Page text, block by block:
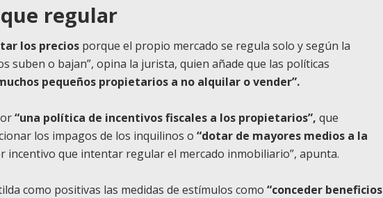
regular
los precios porque el propio mercado se regula solo y según la
suben o bajan”, opina la jurista, quien añade que las políticas
pequeños propietarios a no alquilar o vender”.
“una política de incentivos fiscales a los propietarios”, que
los impagos de los inquilinos o “dotar de mayores medios a la
incentivo que intentar regular el mercado inmobiliario”, apunta.
como positivas las medidas de estímulos como “conceder beneficios